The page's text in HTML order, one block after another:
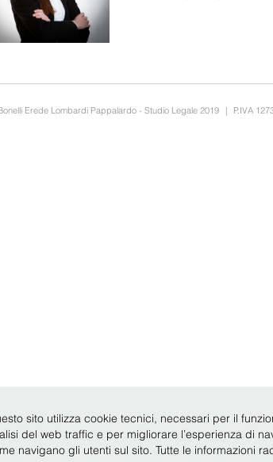
Erede Lombardi Pappalardo - Studio Legale 2019 | P.IVA
sito utilizza cookie tecnici, necessari per il
del web traffic e per migliorare l’esperienza di
navigano gli utenti sul sito. Tutte le informazioni